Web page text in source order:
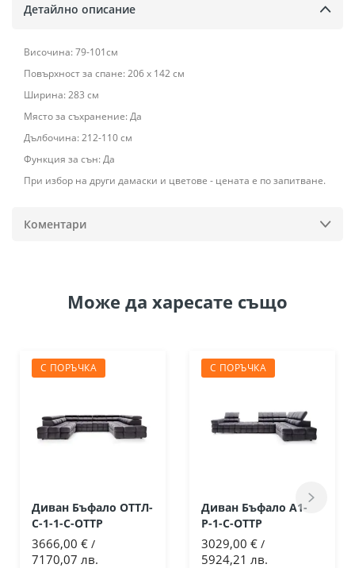
Детайлно описание
Височина: 79-101см
Повърхност за спане: 206 х 142 см
Ширина: 283 см
Място за съхранение: Да
Дълбочина: 212-110 см
Функция за сън: Да
При избор на други дамаски и цветове - цената е по запитване.
Коментари
Може да харесате също
С ПОРЪЧКА
Диван Бъфало ОТТЛ-
С-1-1-С-ОТТР
3666,00 € /
7170,07 лв.
С ПОРЪЧКА
Диван Бъфало А1-
Р-1-С-ОТТР
3029,00 € /
5924,21 лв.